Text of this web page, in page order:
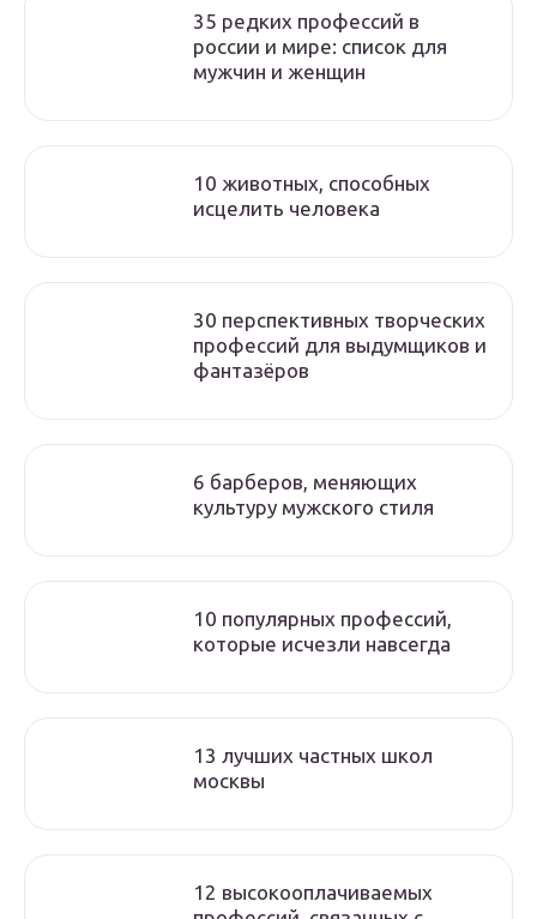
35 редких профессий в
россии и мире: список для
мужчин и женщин
10 животных, способных
исцелить человека
30 перспективных творческих
профессий для выдумщиков и
фантазёров
6 барберов, меняющих
культуру мужского стиля
10 популярных профессий,
которые исчезли навсегда
13 лучших частных школ
москвы
12 высокооплачиваемых